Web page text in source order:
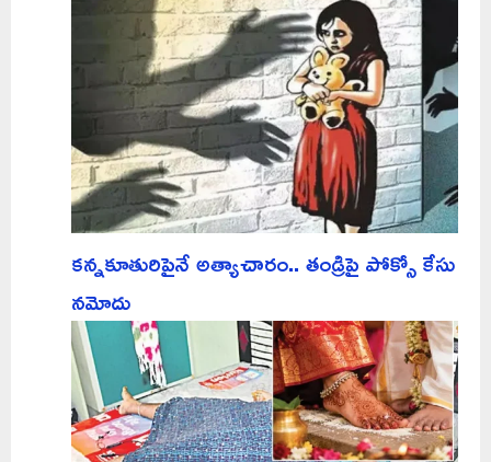
కన్నకూతురిపైనే అత్యాచారం.. తండ్రిపై పోక్సో కేసు
నమోదు